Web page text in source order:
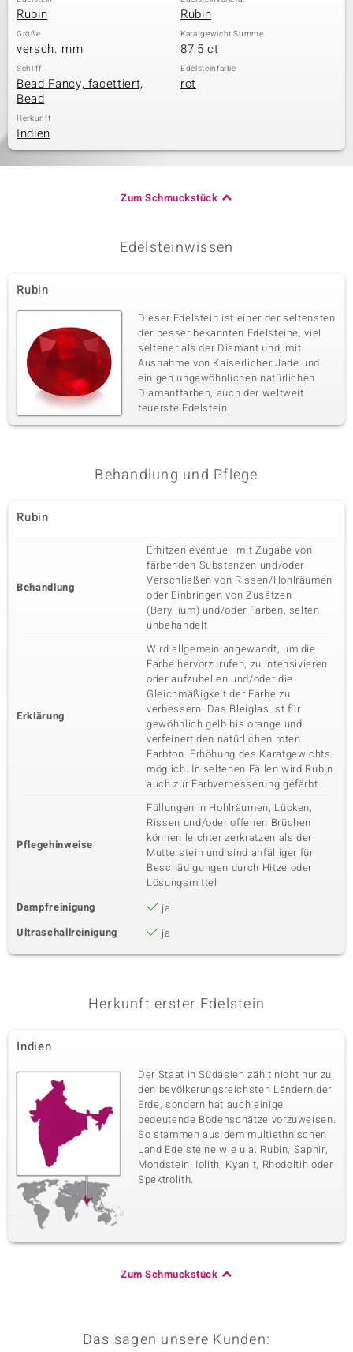
Rubin Rubin
Größe
versch. mm
Karatgewicht Summe
87,5 ct
Schliff
Bead Fancy, facettiert,
Bead
Edelsteinfarbe
rot
Herkunft
Indien
Zum Schmuckstück
Edelsteinwissen
Rubin
Dieser Edelstein ist einer der seltensten
der besser bekannten Edelsteine, viel
seltener als der Diamant und, mit
Ausnahme von Kaiserlicher Jade und
einigen ungewöhnlichen natürlichen
Diamantfarben, auch der weltweit
teuerste Edelstein.
Behandlung und Pflege
Rubin
Behandlung
Erhitzen eventuell mit Zugabe von
färbenden Substanzen und/oder
Verschließen von Rissen/Hohlräumen
oder Einbringen von Zusätzen
(Beryllium) und/oder Färben, selten
unbehandelt
Erklärung
Wird allgemein angewandt, um die
Farbe hervorzurufen, zu intensivieren
oder aufzuhellen und/oder die
Gleichmäßigkeit der Farbe zu
verbessern. Das Bleiglas ist für
gewöhnlich gelb bis orange und
verfeinert den natürlichen roten
Farbton. Erhöhung des Karatgewichts
möglich. In seltenen Fällen wird Rubin
auch zur Farbverbesserung gefärbt.
Pflegehinweise
Füllungen in Hohlräumen, Lücken,
Rissen und/oder offenen Brüchen
können leichter zerkratzen als der
Mutterstein und sind anfälliger für
Beschädigungen durch Hitze oder
Lösungsmittel
Dampfreinigung
ja
Ultraschallreinigung
ja
Herkunft erster Edelstein
Indien
Der Staat in Südasien zählt nicht nur zu
den bevölkerungsreichsten Ländern der
Erde, sondern hat auch einige
bedeutende Bodenschätze vorzuweisen.
So stammen aus dem multiethnischen
Land Edelsteine wie u.a. Rubin, Saphir,
Mondstein, Iolith, Kyanit, Rhodoltih oder
Spektrolith.
Zum Schmuckstück
Das sagen unsere Kunden: